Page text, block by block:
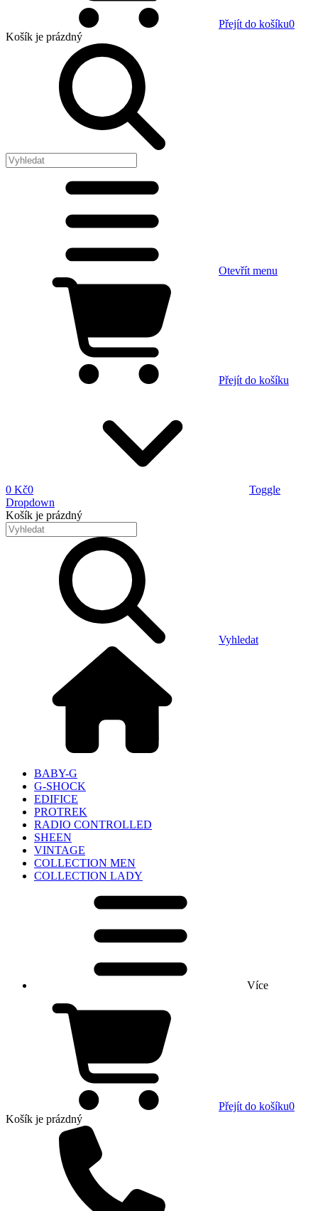
Přejít do košíku0
Košík je prázdný
Otevřít menu
Přejít do košíku
0 Kč0
Toggle
Dropdown
Košík je prázdný
Vyhledat
BABY-G
G-SHOCK
EDIFICE
PROTREK
RADIO CONTROLLED
SHEEN
VINTAGE
COLLECTION MEN
COLLECTION LADY
Více
Přejít do košíku0
Košík je prázdný